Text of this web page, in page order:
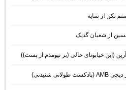
نکن از سایه
از شعبان گدیک
(این خیابونای خالی (بر نیومدم از پست))